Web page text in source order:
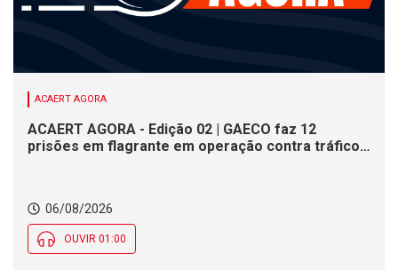
ACAERT AGORA
ACAERT AGORA - Edição 02 | GAECO faz 12
prisões em flagrante em operação contra tráfico
cerâmica em SC
06/08/2026
OUVIR 01:00